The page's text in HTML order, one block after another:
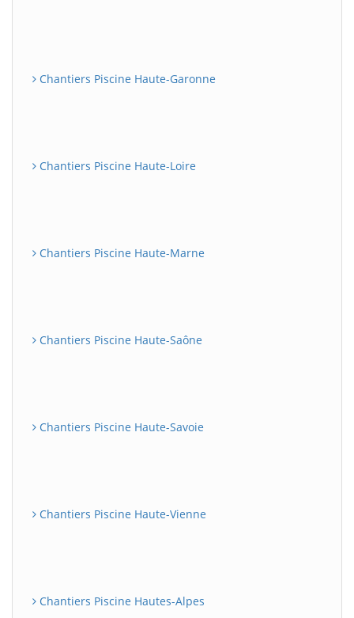
Chantiers Piscine Haute-Garonne
Chantiers Piscine Haute-Loire
Chantiers Piscine Haute-Marne
Chantiers Piscine Haute-Saône
Chantiers Piscine Haute-Savoie
Chantiers Piscine Haute-Vienne
Chantiers Piscine Hautes-Alpes